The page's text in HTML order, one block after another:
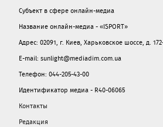
Субъект в сфере онлайн-медиа
Название онлайн-медиа - «ISPORT»
Адрес: 02091, г. Киев, Харьковское шоссе, д.
E-mail: sunlight@mediadim.com.ua
Телефон: 044-205-43-00
Идентификатор медиа - R40-06065
Контакты
Редакция